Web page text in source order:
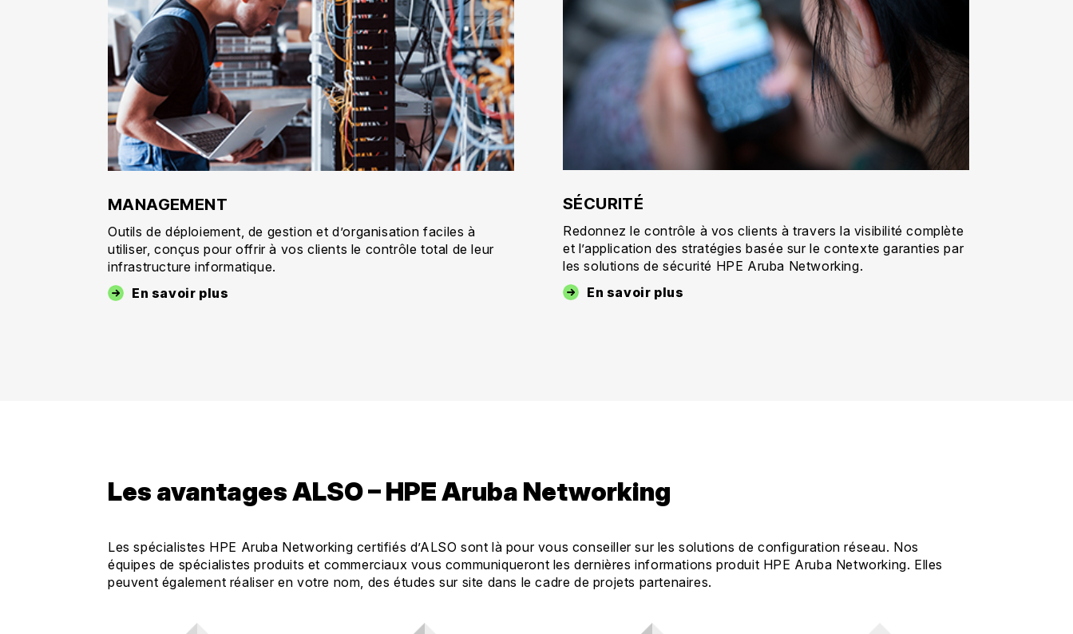
MANAGEMENT
Outils de déploiement, de gestion et d’organisation faciles à
utiliser, conçus pour offrir à vos clients le contrôle total de leur
infrastructure informatique.
En savoir plus
SÉCURITÉ
Redonnez le contrôle à vos clients à travers la visibilité complète
et l’application des stratégies basée sur le contexte garanties par
les solutions de sécurité HPE Aruba Networking.
En savoir plus
Les avantages ALSO – HPE Aruba Networking
Les spécialistes HPE Aruba Networking certifiés d’ALSO sont là pour vous conseiller sur les solutions de configuration réseau. Nos
équipes de spécialistes produits et commerciaux vous communiqueront les dernières informations produit HPE Aruba Networking. Elles
peuvent également réaliser en votre nom, des études sur site dans le cadre de projets partenaires.